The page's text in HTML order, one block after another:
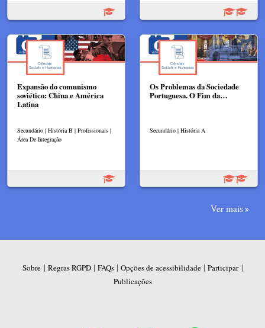
Expansão do comunismo
soviético: China e América
Latina
Secundário | História B | Profissionais |
Área De Integração
Os Problemas da Sociedade
Portuguesa. O Fim da…
Secundário | História A
Ver mais
Sobre | Regras RGPD| FAQs| Opções de acessibilidade| Participar|
Publicações